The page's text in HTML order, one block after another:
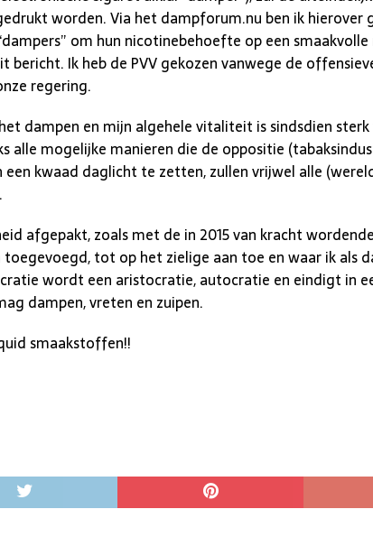
worden. Via het dampforum.nu ben ik
om hun nicotinebehoefte op een
Ik heb de PVV gekozen vanwege de
regering.
dampen en mijn algehele vitaliteit is sindsdien
alle mogelijke manieren die de oppositie
kwaad daglicht te zetten, zullen vrijwel alle
afgepakt, zoals met de in 2015 van kracht
tot op het zielige aan toe en waar ik als
wordt een aristocratie, autocratie en eindigt in
dampen, vreten en zuipen.
smaakstoffen!!